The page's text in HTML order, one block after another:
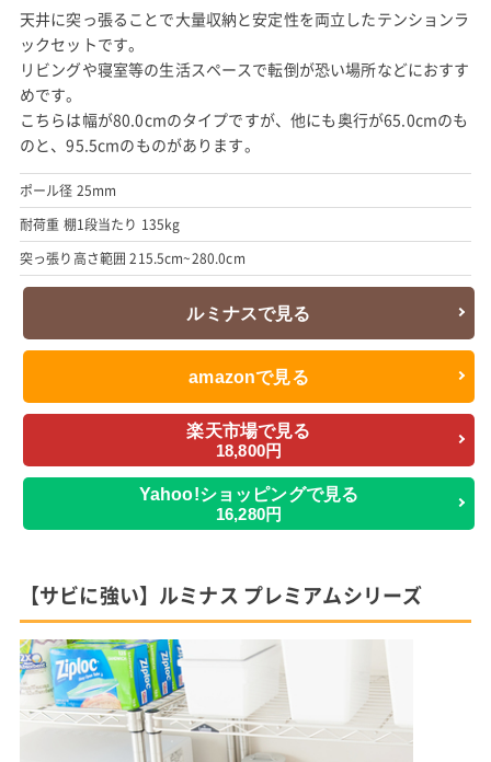
天井に突っ張ることで大量収納と安定性を両立したテンションラ
ックセットです。
リビングや寝室等の生活スペースで転倒が恐い場所などにおすす
めです。
こちらは幅が80.0cmのタイプですが、他にも奥行が65.0cmのも
のと、95.5cmのものがあります。
ポール径 25mm
耐荷重 棚1段当たり 135kg
突っ張り高さ範囲 215.5cm~280.0cm
ルミナスで見る
amazonで見る
楽天市場で見る
18,800円
Yahoo!ショッピングで見る
16,280円
【サビに強い】ルミナス プレミアムシリーズ